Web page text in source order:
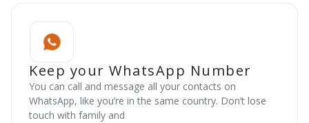
Keep your WhatsApp Number
You can call and message all your contacts on
WhatsApp, like you’re in the same country. Don’t lose
touch with family and